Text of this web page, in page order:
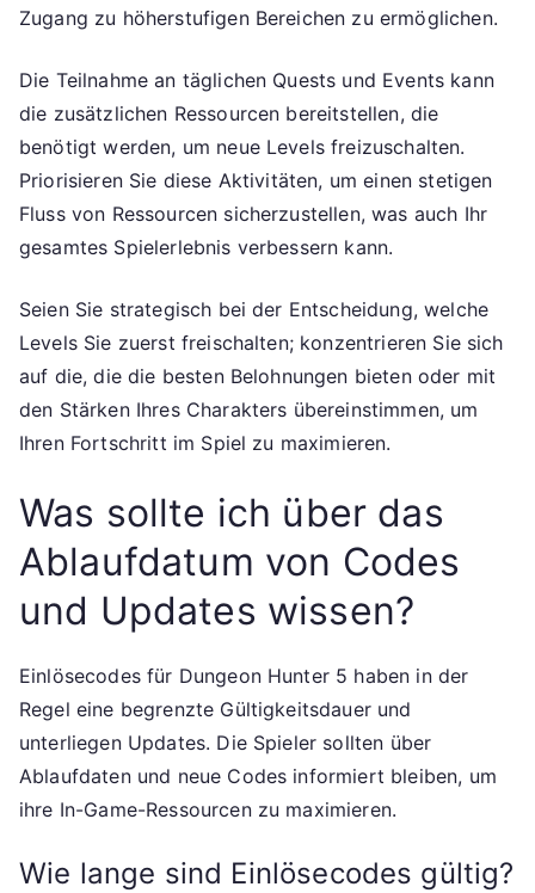
Zugang zu höherstufigen Bereichen zu ermöglichen.
Die Teilnahme an täglichen Quests und Events kann
die zusätzlichen Ressourcen bereitstellen, die
benötigt werden, um neue Levels freizuschalten.
Priorisieren Sie diese Aktivitäten, um einen stetigen
Fluss von Ressourcen sicherzustellen, was auch Ihr
gesamtes Spielerlebnis verbessern kann.
Seien Sie strategisch bei der Entscheidung, welche
Levels Sie zuerst freischalten; konzentrieren Sie sich
auf die, die die besten Belohnungen bieten oder mit
den Stärken Ihres Charakters übereinstimmen, um
Ihren Fortschritt im Spiel zu maximieren.
Was sollte ich über das
Ablaufdatum von Codes
und Updates wissen?
Einlösecodes für Dungeon Hunter 5 haben in der
Regel eine begrenzte Gültigkeitsdauer und
unterliegen Updates. Die Spieler sollten über
Ablaufdaten und neue Codes informiert bleiben, um
ihre In-Game-Ressourcen zu maximieren.
Wie lange sind Einlösecodes gültig?